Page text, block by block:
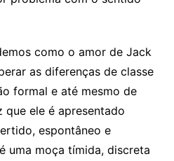
como o amor de Jack
as diferenças de classe
formal e até mesmo de
que ele é apresentado
espontâneo e
uma moça tímida, discreta